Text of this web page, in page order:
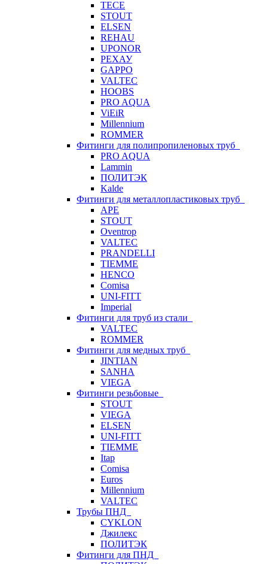
TECE
STOUT
ELSEN
REHAU
UPONOR
РЕХАУ
GAPPO
VALTEC
HOOBS
PRO AQUA
ViEiR
Millennium
ROMMER
Фитинги для полипропиленовых труб
PRO AQUA
Lammin
ПОЛИТЭК
Kalde
Фитинги для металлопластиковых труб
APE
STOUT
Oventrop
VALTEC
PRANDELLI
TIEMME
HENCO
Comisa
UNI-FITT
Imperial
Фитинги для труб из стали
VALTEC
ROMMER
Фитинги для медных труб
JINTIAN
SANHA
VIEGA
Фитинги резьбовые
STOUT
VIEGA
ELSEN
UNI-FITT
TIEMME
Itap
Comisa
Euros
Millennium
VALTEC
Трубы ПНД
CYKLON
Джилекс
ПОЛИТЭК
Фитинги для ПНД